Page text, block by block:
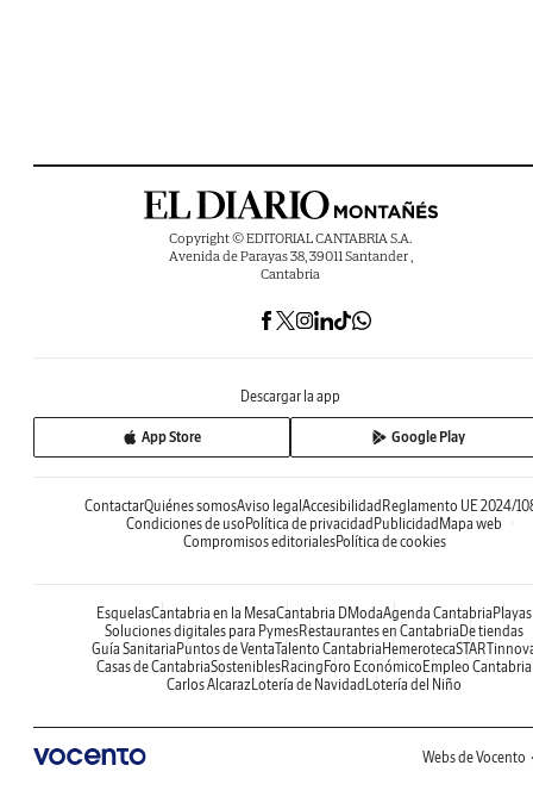
Copyright © EDITORIAL CANTABRIA S.A.
Avenida de Parayas 38, 39011 Santander ,
Cantabria
Descargar la app
App Store Google Play
ContactarQuiénes somosAviso legal Accesibilidad Reglamento UE 2024/
Condiciones de uso Política de privacidad Publicidad Mapa web
Compromisos editorialesPolítica de cookies
EsquelasCantabria en la MesaCantabria DModaAgenda Cantabria Playas
Soluciones digitales para PymesRestaurantes en Cantabria De tiendas
Guía Sanitaria Puntos de VentaTalento Cantabria Hemeroteca
Casas de CantabriaSosteniblesRacing Foro Económico Empleo Cantabria
Carlos Alcaraz Lotería de Navidad Lotería del Niño
Webs de Vocento